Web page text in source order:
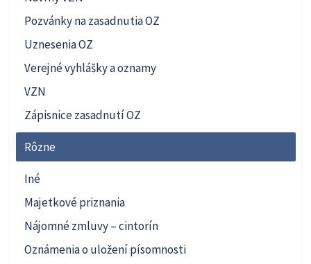
Pozvánky na zasadnutia OZ
Uznesenia OZ
Verejné vyhlášky a oznamy
VZN
Zápisnice zasadnutí OZ
Rôzne
Iné
Majetkové priznania
Nájomné zmluvy – cintorín
Oznámenia o uložení písomnosti